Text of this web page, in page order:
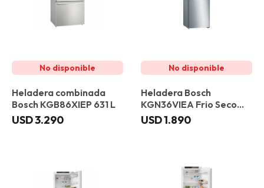
Heladera combinada
Bosch KGB86XIEP 631 L
USD3.290
Heladera Bosch
KGN36VIEA Frio Seco
326 L
USD1.890